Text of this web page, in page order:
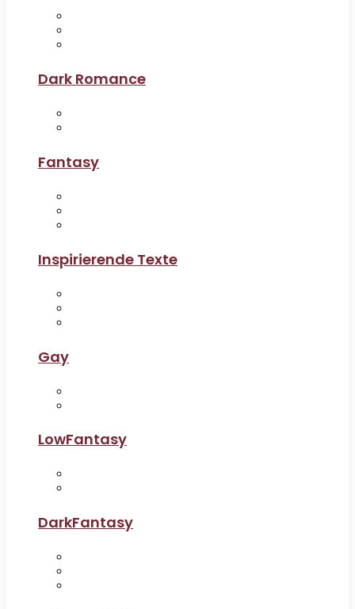
Dark Romance
Fantasy
Inspirierende Texte
Gay
LowFantasy
DarkFantasy